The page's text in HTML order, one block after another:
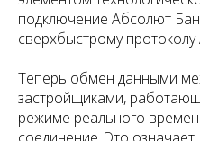
подключение Абсолют
сверхбыстрому протоколу
Теперь обмен данными
застройщиками,
режиме реального